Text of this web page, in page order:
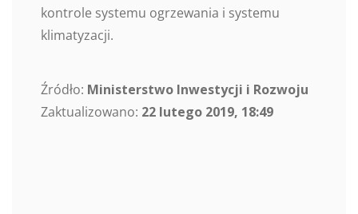
kontrole systemu ogrzewania i systemu
klimatyzacji.
Źródło: Ministerstwo Inwestycji i Rozwoju
Zaktualizowano: 22 lutego 2019, 18:49